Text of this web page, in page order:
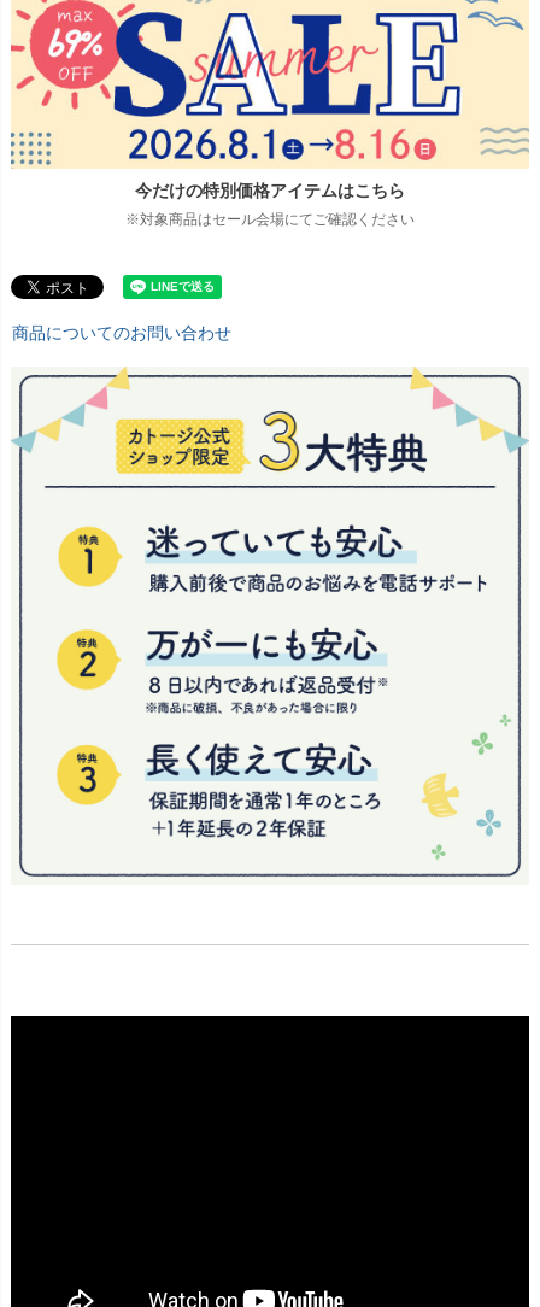
今だけの特別価格アイテムはこちら
※対象商品はセール会場にてご確認ください
商品についてのお問い合わせ